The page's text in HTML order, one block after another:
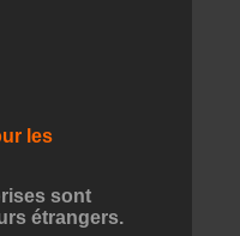
les
sont
étrangers.